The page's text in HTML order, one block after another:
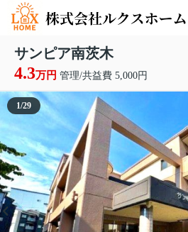
サンピア南茨木
4.3万円 管理/共益費 5,000円
1/29